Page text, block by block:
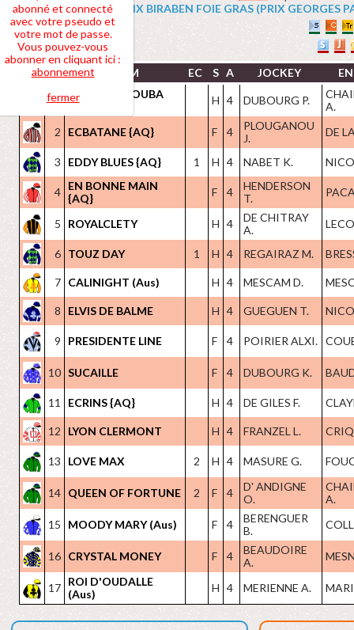
abonné et connecté
avec votre pseudo et
votre mot de passe.
Vous pouvez-vous
abonner en cliquant ici :
abonnement
fermer
4 PRIX BIRABEN FOIE GRAS (PRIX
NOM EC S A JOCKEY
1 EXTREME NOUBA
{AQ}
H 4 DUBOURG P.
A.
2
ECBATANE {AQ} F 4
PLOUGANOU
J.
DE
3 EDDY BLUES {AQ} 1 H 4 NABET K.
4 EN BONNE MAIN
{AQ}
F 4
HENDERSON
T.
5 ROYALCLETY H 4
DE CHITRAY
A.
6 TOUZ DAY 1 H 4 REGAIRAZ M.
7 CALINIGHT (Aus) H 4 MESCAM D.
8 ELVIS DE BALME H 4 GUEGUEN T.
9 PRESIDENTE LINE F 4 POIRIER ALXI.
10 SUCAILLE F 4 DUBOURG K.
11 ECRINS {AQ} H 4 DE GILES F.
12 LYON CLERMONT H 4 FRANZEL L.
13 LOVE MAX 2 H 4 MASURE G.
14 QUEEN OF FORTUNE 2 F 4
D' ANDIGNE
O.
A.
15
MOODY MARY (Aus) F 4
BERENGUER
B.
16 CRYSTAL MONEY F 4
BEAUDOIRE
A.
17 ROI D'OUDALLE
(Aus)
H 4 MERIENNE A.